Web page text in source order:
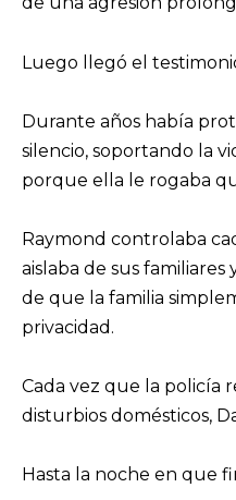
Luego llegó el
Durante años había
silencio, soportando la
porque ella le rogaba
Raymond controlaba
aislaba de sus familiares
de que la familia
privacidad.
Cada vez que la policía
disturbios domésticos,
Hasta la noche en que